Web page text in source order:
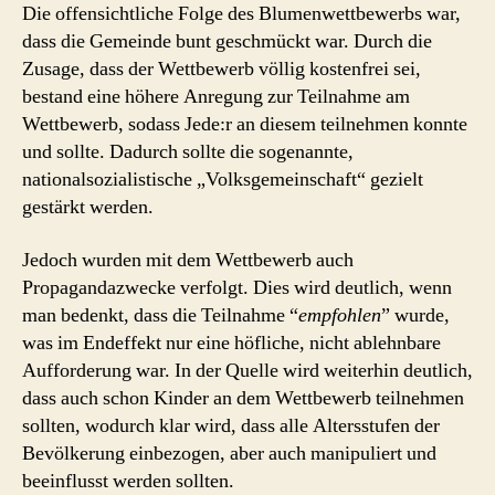
Die offensichtliche Folge des Blumenwettbewerbs war,
dass die Gemeinde bunt geschmückt war. Durch die
Zusage, dass der Wettbewerb völlig kostenfrei sei,
bestand eine höhere Anregung zur Teilnahme am
Wettbewerb, sodass Jede:r an diesem teilnehmen konnte
und sollte. Dadurch sollte die sogenannte,
nationalsozialistische „Volksgemeinschaft“ gezielt
gestärkt werden.
Jedoch wurden mit dem Wettbewerb auch
Propagandazwecke verfolgt. Dies wird deutlich, wenn
man bedenkt, dass die Teilnahme “empfohlen” wurde,
was im Endeffekt nur eine höfliche, nicht ablehnbare
Aufforderung war. In der Quelle wird weiterhin deutlich,
dass auch schon Kinder an dem Wettbewerb teilnehmen
sollten, wodurch klar wird, dass alle Altersstufen der
Bevölkerung einbezogen, aber auch manipuliert und
beeinflusst werden sollten.